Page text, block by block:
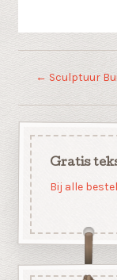
← Sculptuur
Gratis
Bij alle